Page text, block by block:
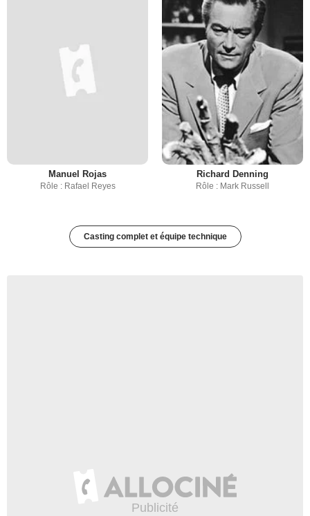
Manuel Rojas
Rôle : Rafael Reyes
Richard Denning
Rôle : Mark Russell
Casting complet et équipe technique